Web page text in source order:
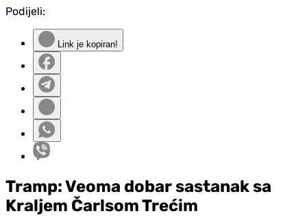
Podijeli:
Link je kopiran!
Tramp: Veoma dobar sastanak sa
Kraljem Čarlsom Trećim